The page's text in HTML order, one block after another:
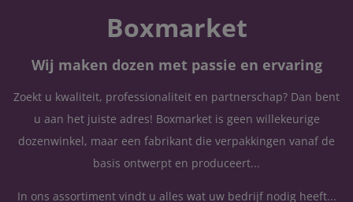
Boxmarket
Wij maken dozen met passie en ervaring
Zoekt u kwaliteit, professionaliteit en partnerschap? Dan bent
u aan het juiste adres! Boxmarket is geen willekeurige
dozenwinkel, maar een fabrikant die verpakkingen vanaf de
basis ontwerpt en produceert...
In ons assortiment vindt u alles wat uw bedrijf nodig heeft...